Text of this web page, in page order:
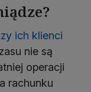
ich klienci
nie są
operacji
rachunku